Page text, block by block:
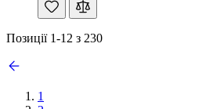
Позиції 1-12 з 230
1